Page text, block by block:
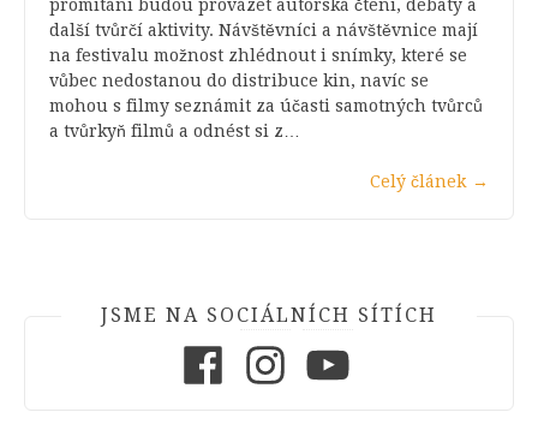
promítání budou provázet autorská čtení, debaty a
další tvůrčí aktivity. Návštěvníci a návštěvnice mají
na festivalu možnost zhlédnout i snímky, které se
vůbec nedostanou do distribuce kin, navíc se
mohou s filmy seznámit za účasti samotných tvůrců
a tvůrkyň filmů a odnést si z…
Celý článek →
JSME NA SOCIÁLNÍCH SÍTÍCH